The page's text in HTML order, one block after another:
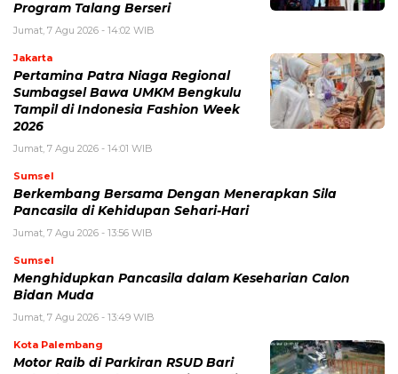
Program Talang Berseri
Jumat, 7 Agu 2026 - 14:02 WIB
Jakarta
Pertamina Patra Niaga Regional
Sumbagsel Bawa UMKM Bengkulu
Tampil di Indonesia Fashion Week
2026
Jumat, 7 Agu 2026 - 14:01 WIB
Sumsel
Berkembang Bersama Dengan Menerapkan Sila
Pancasila di Kehidupan Sehari-Hari
Jumat, 7 Agu 2026 - 13:56 WIB
Sumsel
Menghidupkan Pancasila dalam Keseharian Calon
Bidan Muda
Jumat, 7 Agu 2026 - 13:49 WIB
Kota Palembang
Motor Raib di Parkiran RSUD Bari